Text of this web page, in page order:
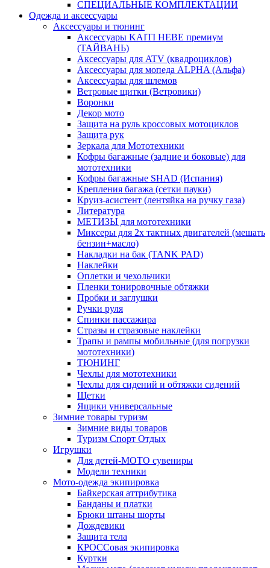
СПЕЦИАЛЬНЫЕ КОМПЛЕКТАЦИИ
Одежда и аксессуары
Аксессуары и тюнинг
Аксессуары KAITI HEBE премиум
(ТАЙВАНЬ)
Аксессуары для ATV (квадроциклов)
Аксессуары для мопеда ALPHA (Альфа)
Аксессуары для шлемов
Ветровые щитки (Ветровики)
Воронки
Декор мото
Защита на руль кроссовых мотоциклов
Защита рук
Зеркала для Мототехники
Кофры багажные (задние и боковые) для
мототехники
Кофры багажные SHAD (Испания)
Крепления багажа (сетки пауки)
Круиз-асистент (лентяйка на ручку газа)
Литература
МЕТИЗЫ для мототехники
Миксеры для 2х тактных двигателей (мешать
бензин+масло)
Накладки на бак (TANK PAD)
Наклейки
Оплетки и чехольчики
Пленки тонировочные обтяжки
Пробки и заглушки
Ручки руля
Спинки пассажира
Стразы и стразовые наклейки
Трапы и рампы мобильные (для погрузки
мототехники)
ТЮНИНГ
Чехлы для мототехники
Чехлы для сидений и обтяжки сидений
Щетки
Ящики универсальные
Зимние товары туризм
Зимние виды товаров
Туризм Спорт Отдых
Игрушки
Для детей-МОТО сувениры
Модели техники
Мото-одежда экипировка
Байкерская аттрибутика
Банданы и платки
Брюки штаны шорты
Дождевики
Защита тела
КРОССовая экипировка
Куртки